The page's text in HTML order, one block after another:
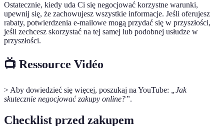
Ostatecznie, kiedy uda Ci się negocjować korzystne warunki,
upewnij się, że zachowujesz wszystkie informacje. Jeśli oferujesz
rabaty, potwierdzenia e-mailowe mogą przydać się w przyszłości,
jeśli zechcesz skorzystać na tej samej lub podobnej usłudze w
przyszłości.
📺 Ressource Vidéo
> Aby dowiedzieć się więcej, poszukaj na YouTube:
„Jak
skutecznie negocjować zakupy online?”.
Checklist przed zakupem